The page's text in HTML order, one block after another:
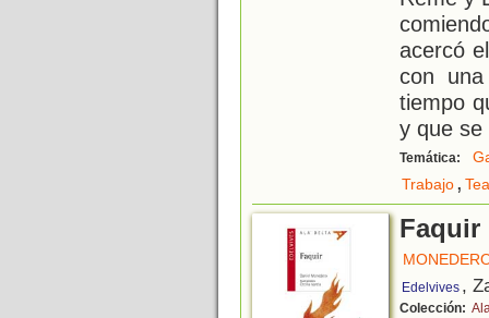
acercó
con
tiempo
y que se
Temática:
Trabajo,
Faquir
Edelvives ,
Colección: